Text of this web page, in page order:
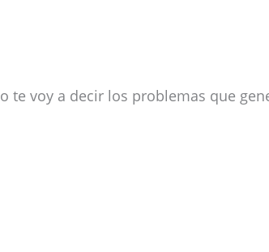
te voy a decir los problemas que